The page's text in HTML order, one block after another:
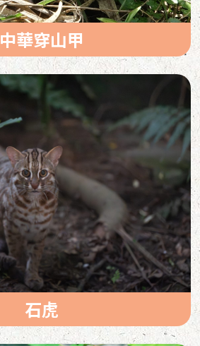
中華穿山甲
石虎